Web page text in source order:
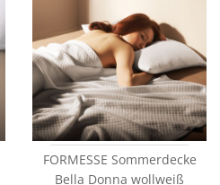
FORMESSE Sommerdecke
Bella Donna wollweiß